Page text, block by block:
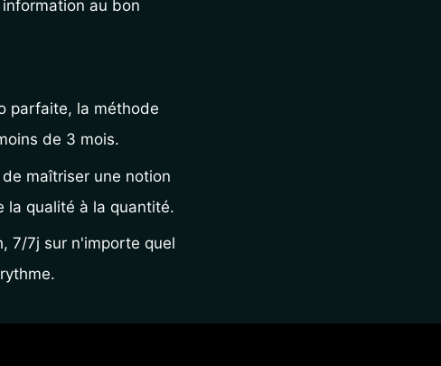
au bon
parfaite, la méthode
de 3 mois.
maîtriser une notion
la qualité à la quantité.
7/7j sur n'importe quel